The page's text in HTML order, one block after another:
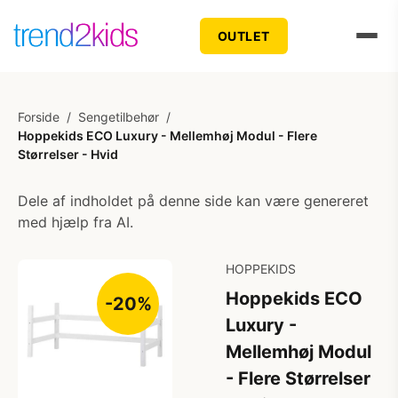
OUTLET
Forside / Sengetilbehør /
Hoppekids ECO Luxury - Mellemhøj Modul - Flere
Størrelser - Hvid
Dele af indholdet på denne side kan være genereret
med hjælp fra AI.
-20%
HOPPEKIDS
Hoppekids ECO
Luxury -
Mellemhøj Modul
- Flere Størrelser